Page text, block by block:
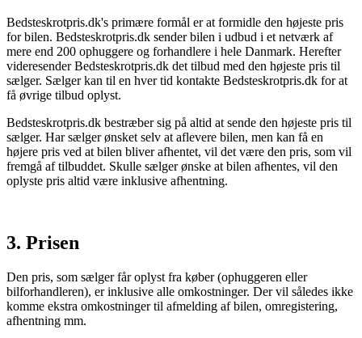
Bedsteskrotpris.dk's primære formål er at formidle den højeste pris
for bilen. Bedsteskrotpris.dk sender bilen i udbud i et netværk af
mere end 200 ophuggere og forhandlere i hele Danmark. Herefter
videresender Bedsteskrotpris.dk det tilbud med den højeste pris til
sælger. Sælger kan til en hver tid kontakte Bedsteskrotpris.dk for at
få øvrige tilbud oplyst.
Bedsteskrotpris.dk bestræber sig på altid at sende den højeste pris til
sælger. Har sælger ønsket selv at aflevere bilen, men kan få en
højere pris ved at bilen bliver afhentet, vil det være den pris, som vil
fremgå af tilbuddet. Skulle sælger ønske at bilen afhentes, vil den
oplyste pris altid være inklusive afhentning.
3. Prisen
Den pris, som sælger får oplyst fra køber (ophuggeren eller
bilforhandleren), er inklusive alle omkostninger. Der vil således ikke
komme ekstra omkostninger til afmelding af bilen, omregistering,
afhentning mm.